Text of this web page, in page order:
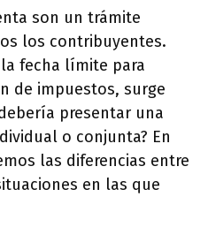
son un trámite
los contribuyentes.
fecha límite para
de impuestos, surge
presentar una
o conjunta? En
las diferencias entre
en las que